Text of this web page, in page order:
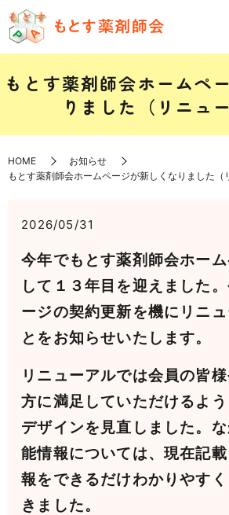
もとす薬剤師会ホームペ
りました（リニュ
HOME
お知らせ
もとす薬剤師会ホームページが新しくなりました（
2026/05/31
今年でもとす薬剤師会ホー
して１３年目を迎えました
ージの契約更新を機にリニ
とをお知らせいたします。
リニューアルでは会員の皆
方に満足していただけるよ
デザインを見直しました。
能情報については、現在記
報をできるだけわかりやす
きました。